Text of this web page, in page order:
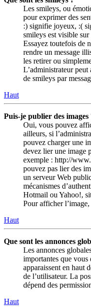
Les smileys, ou
pour exprimer des
:) signifie joyeux, :(
smileys est visible sur
Essayez toutefois de
rendre un message
les retirer ou
L’administrateur
de smileys par
Haut
Puis-je publier des images
Oui, vous pouvez
ailleurs, si
pouvez charger une
devez lier une image
exemple : http://
pouvez pas lier des
un serveur Web
mécanismes
Hotmail ou Yahoo!,
Pour afficher
Haut
Que sont les annonces
Les annonces
importantes que vous
apparaissent en haut
de l’utilisateur. La
dépend des
Haut